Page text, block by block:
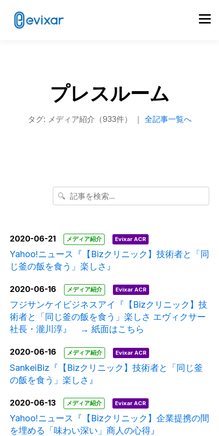
プレスルーム
タグ: メディア紹介（933件） ｜ 全記事一覧へ
🔍
2020-06-21 メディア紹介 Evixar ACR
Yahoo!ニュース『【Bizクリニック】技術者と「同
じ釜の飯を食う」楽しさ』
2020-06-16 メディア紹介 Evixar ACR
フジサンケイビジネスアイ『【Bizクリニック】技
術者と「同じ釜の飯を食う」楽しさ エヴィクサー
社長・瀧川淳』 → 紙面はこちら
2020-06-16 メディア紹介 Evixar ACR
SankeiBiz『【Bizクリニック】技術者と「同じ釜
の飯を食う」楽しさ』
2020-06-13 メディア紹介 Evixar ACR
Yahoo!ニュース『【Bizクリニック】企業提携の間
を埋める「味わい深い」商人の心得』